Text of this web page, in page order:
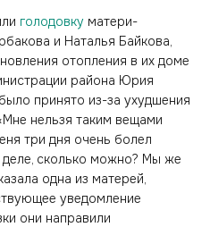
голодовку матери-
и Наталья Байкова,
отопления в их доме
района Юрия
принято из-за ухудшения
нельзя таким вещами
три дня очень болел
сколько можно? Мы же
одна из матерей,
уведомление
они направили